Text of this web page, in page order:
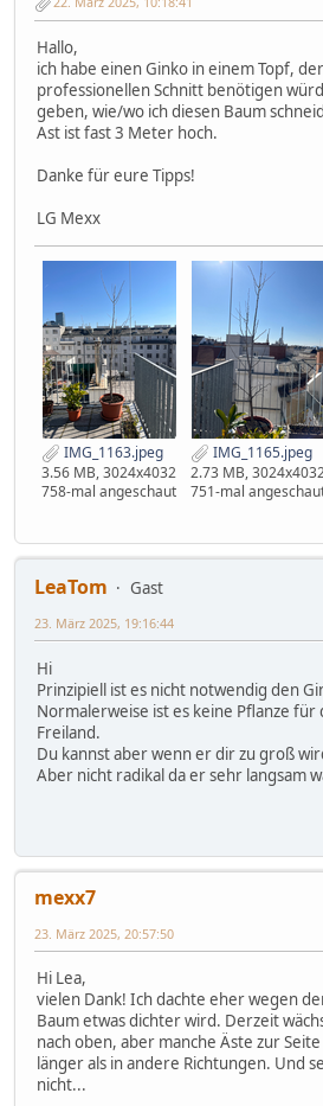
Hallo,
ich habe einen Ginko in einem Topf,
professionellen Schnitt benötigen
geben, wie/wo ich diesen Baum
Ast ist fast 3 Meter hoch.
Danke für eure Tipps!
LG Mexx
IMG_1163.jpeg
3.56 MB, 3024x4032
758-mal angeschaut
IMG_1165.jpeg
2.73 MB,
751-mal
LeaTom
Gast
23. März 2025, 19:16:44
Hi
Prinzipiell ist es nicht notwendig den
Normalerweise ist es keine Pflanze
Freiland.
Du kannst aber wenn er dir zu groß
Aber nicht radikal da er sehr langsam
mexx7
23. März 2025, 20:57:50
Hi Lea,
vielen Dank! Ich dachte eher wegen
Baum etwas dichter wird. Derzeit
nach oben, aber manche Äste zur
länger als in andere Richtungen. Und
nicht...